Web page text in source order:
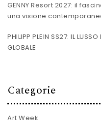
GENNY Resort 2027: il
una visione
PHILIPP PLEIN SS27: IL
GLOBALE
Categorie
Art Week